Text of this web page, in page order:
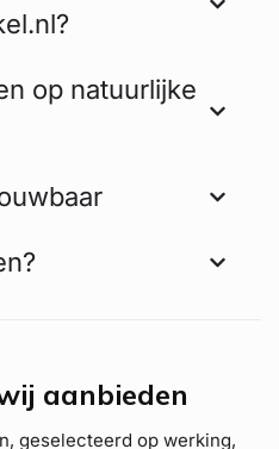
op natuurlijke
aanbieden
geselecteerd op werking,